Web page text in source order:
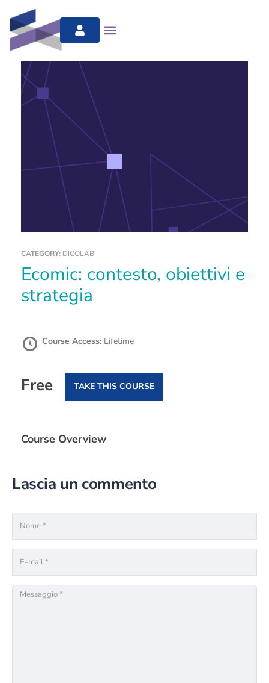
CATEGORY: DICOLAB
Ecomic: contesto, obiettivi e
strategia
Course Access: Lifetime
Free TAKE THIS COURSE
Course Overview
Lascia un commento